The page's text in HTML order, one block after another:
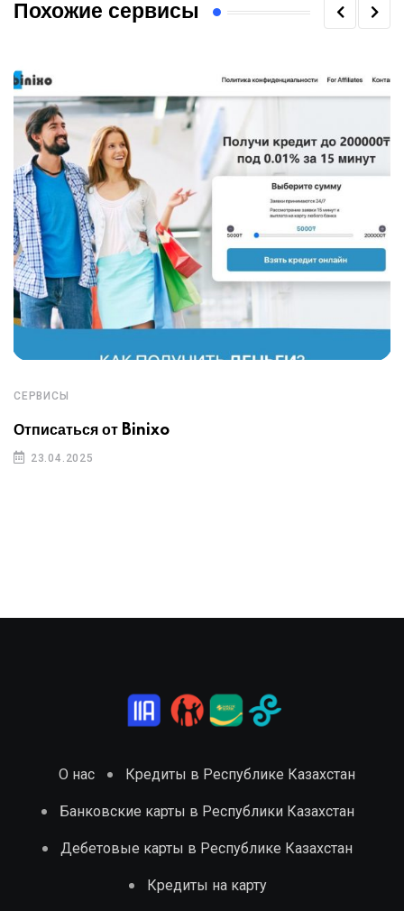
Похожие сервисы
СЕРВИСЫ
Отписаться от Binixo
23.04.2025
О нас Кредиты в Республике Казахстан
Банковские карты в Республики Казахстан
Дебетовые карты в Республике Казахстан
Кредиты на карту